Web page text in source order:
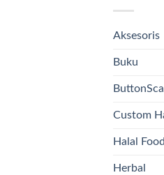
Aksesoris
Buku
Custom
Halal
Herbal